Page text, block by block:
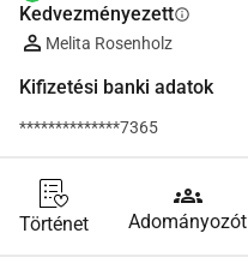
Kedvezményezettinfo
Melita Rosenholz
Kifizetési banki adatok
**************7365
Történet
groups
Adományozót